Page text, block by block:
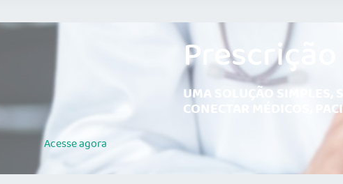
Acesseagora
UMA SOLUÇÃO SIMPLES,
CONECTAR MÉDICOS,